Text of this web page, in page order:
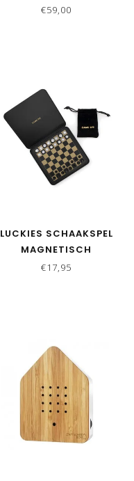
ZWITSCHERBOX
€59,00
LUCKIES SCHAAKSPEL
MAGNETISCH
€17,95